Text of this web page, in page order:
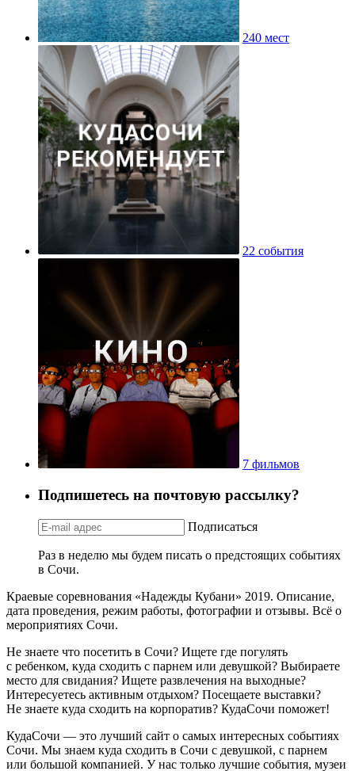
240 мест
22 события
7 фильмов
Подпишетесь на почтовую рассылку?
Подписаться
Раз в неделю мы будем писать о предстоящих событиях
в Сочи.
Краевые соревнования «Надежды Кубани» 2019. Описание,
дата проведения, режим работы, фотографии и отзывы. Всё о
мероприятиях Сочи.
Не знаете что посетить в Сочи? Ищете где погулять
с ребенком, куда сходить с парнем или девушкой? Выбираете
место для свидания? Ищете развлечения на выходные?
Интересуетесь активным отдыхом? Посещаете выставки?
Не знаете куда сходить на корпоратив? КудаСочи поможет!
КудаСочи — это лучший сайт о самых интересных событиях
Сочи. Мы знаем куда сходить в Сочи с девушкой, с парнем
или большой компанией. У нас только лучшие события, музеи